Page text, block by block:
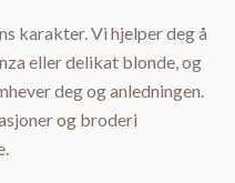
karakter. Vi hjelper deg å
eller delikat blonde, og
deg og anledningen.
og broderi